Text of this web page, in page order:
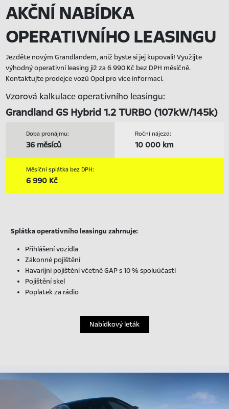
AKČNÍ NABÍDKA
OPERATIVNÍHO LEASINGU
Jezděte novým Grandlandem, aniž byste si jej kupovali! Využijte
výhodný operativní leasing již za 6 990 Kč bez DPH měsíčně.
Kontaktujte prodejce vozů Opel pro více informací.
Vzorová kalkulace operativního leasingu:
Grandland GS Hybrid 1.2 TURBO (107kW/145k)
Doba pronájmu:
36 měsíců
Roční nájezd:
10 000 km
Měsíční splátka bez DPH:
6 990 Kč
Splátka operativního leasingu zahrnuje:
Přihlášení vozidla
Zákonné pojištění
Havarijní pojištění včetně GAP s 10 % spoluúčastí
Pojištění skel
Poplatek za rádio
Nabídkový leták